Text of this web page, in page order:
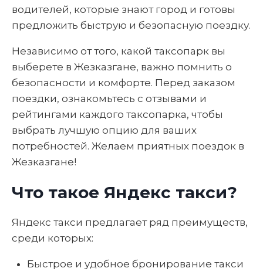
водителей, которые знают город и готовы
предложить быструю и безопасную поездку.
Независимо от того, какой таксопарк вы
выберете в Жезказгане, важно помнить о
безопасности и комфорте. Перед заказом
поездки, ознакомьтесь с отзывами и
рейтингами каждого таксопарка, чтобы
выбрать лучшую опцию для ваших
потребностей. Желаем приятных поездок в
Жезказгане!
Что такое Яндекс такси?
Яндекс такси предлагает ряд преимуществ,
среди которых:
Быстрое и удобное бронирование такси